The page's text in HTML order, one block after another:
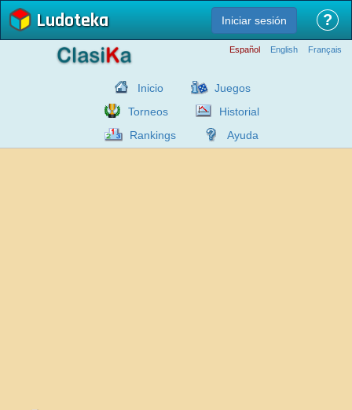
Ludoteka Iniciar sesión ?
Español English Français
Inicio
Juegos
Torneos
Historial
Rankings
Ayuda